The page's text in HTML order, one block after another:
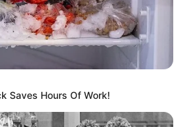
Saves Hours Of Work!